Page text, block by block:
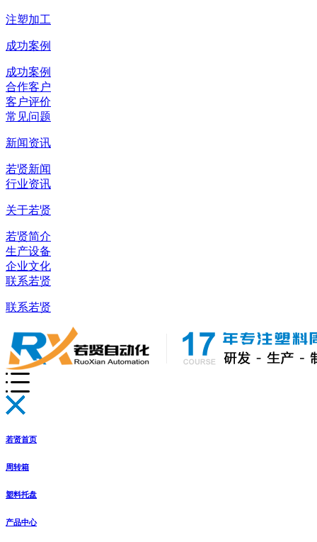
注塑加工
成功案例
成功案例
合作客户
客户评价
常见问题
新闻资讯
若贤新闻
行业资讯
关于若贤
若贤简介
生产设备
企业文化
联系若贤
联系若贤
若贤首页
周转箱
塑料托盘
产品中心